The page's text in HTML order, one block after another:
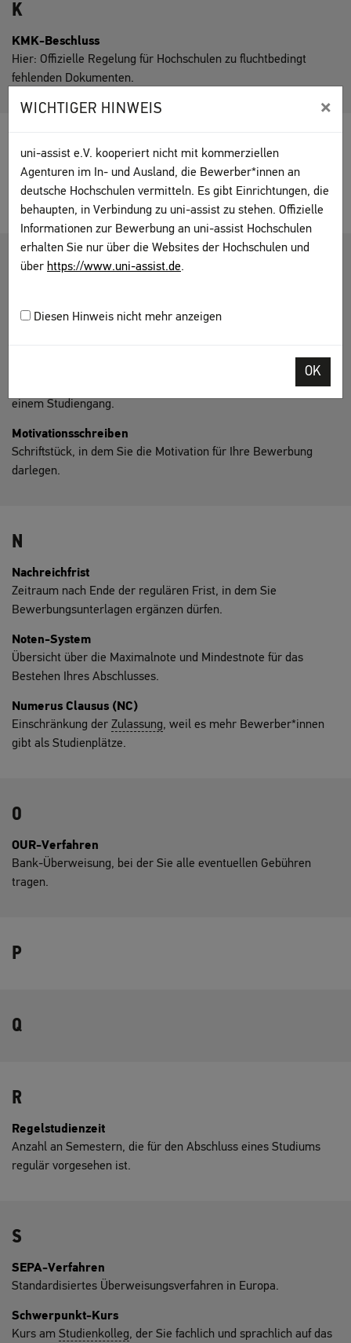
WICHTIGER HINWEIS ×
uni-assist e.V. kooperiert nicht mit kommerziellen
Agenturen im In- und Ausland, die Bewerber*innen an
deutsche Hochschulen vermitteln. Es gibt Einrichtungen, die
behaupten, in Verbindung zu uni-assist zu stehen. Offizielle
Informationen zur Bewerbung an uni-assist Hochschulen
erhalten Sie nur über die Websites der Hochschulen und
über https://www.uni-assist.de.
Diesen Hinweis nicht mehr anzeigen
OK
K
KMK-Beschluss
Hier: Offizielle Regelung für Hochschulen zu fluchtbedingt
fehlenden Dokumenten.
L
Lebenslauf
Chronologische Auflistung aller Tätigkeiten.
M
Weiterführendes Studium, das ein bereits absolviertes
Dokument mit allen wichtigen Informationen zu den Kursen in
einem Studiengang.
Motivationsschreiben
Schriftstück, in dem Sie die Motivation für Ihre Bewerbung
darlegen.
N
Nachreichfrist
Zeitraum nach Ende der regulären Frist, in dem Sie
Bewerbungsunterlagen ergänzen dürfen.
Noten-System
Übersicht über die Maximalnote und Mindestnote für das
Bestehen Ihres Abschlusses.
Numerus Clausus (NC)
Einschränkung der Zulassung, weil es mehr Bewerber*innen
gibt als Studienplätze.
O
OUR-Verfahren
Bank-Überweisung, bei der Sie alle eventuellen Gebühren
tragen.
P
Q
R
Regelstudienzeit
Anzahl an Semestern, die für den Abschluss eines Studiums
regulär vorgesehen ist.
S
SEPA-Verfahren
Standardisiertes Überweisungsverfahren in Europa.
Schwerpunkt-Kurs
Kurs am Studienkolleg, der Sie fachlich und sprachlich auf das